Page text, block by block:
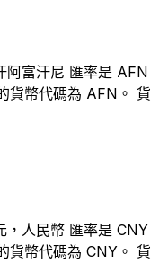
阿富汗尼 匯率是 AFN
貨幣代碼為 AFN。 貨
，人民幣 匯率是 CNY
貨幣代碼為 CNY。 貨